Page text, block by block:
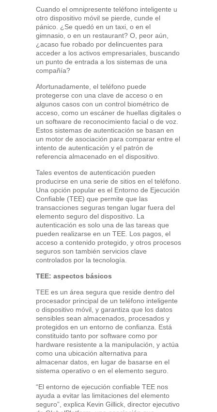
Cuando el omnipresente teléfono inteligente u
otro dispositivo móvil se pierde, cunde el
pánico. ¿Se quedó en un taxi, o en el
gimnasio, o en un restaurant? O, peor aún,
¿acaso fue robado por delincuentes para
acceder a los activos empresariales, buscando
un punto de entrada a los sistemas de una
compañía?
Afortunadamente, el teléfono puede
protegerse con una clave de acceso o en
algunos casos con un control biométrico de
acceso, como un escáner de huellas digitales o
un software de reconocimiento facial o de voz.
Estos sistemas de autenticación se basan en
un motor de asociación para comparar entre el
intento de autenticación y el patrón de
referencia almacenado en el dispositivo.
Tales eventos de autenticación pueden
producirse en una serie de sitios en el teléfono.
Una opción popular es el Entorno de Ejecución
Confiable (TEE) que permite que las
transacciones seguras tengan lugar fuera del
elemento seguro del dispositivo. La
autenticación es solo una de las tareas que
pueden realizarse en un TEE. Los pagos, el
acceso a contenido protegido, y otros procesos
seguros son también servicios clave
controlados por la tecnología.
TEE: aspectos básicos
TEE es un área segura que reside dentro del
procesador principal de un teléfono inteligente
o dispositivo móvil, y garantiza que los datos
sensibles sean almacenados, procesados y
protegidos en un entorno de confianza. Está
constituido tanto por software como por
hardware resistente a la manipulación, y actúa
como una ubicación alternativa para
almacenar datos, en lugar de basarse en el
sistema operativo o en el elemento seguro.
“El entorno de ejecución confiable TEE nos
ayuda a evitar las limitaciones del elemento
seguro”, explica Kevin Gillick, director ejecutivo